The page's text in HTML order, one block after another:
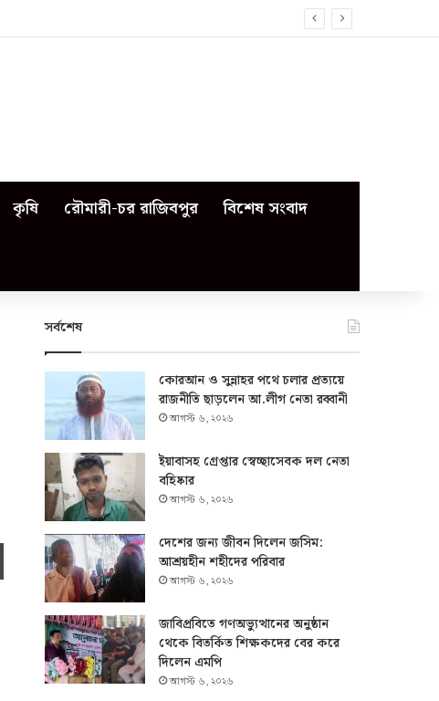
কৃষি রৌমারী-চর রাজিবপুর বিশেষ সংবাদ
Print
সর্বশেষ
কোরআন ও সুন্নাহর পথে চলার প্রত্যয়ে
রাজনীতি ছাড়লেন আ.লীগ নেতা রব্বানী
আগস্ট ৬, ২০২৬
ইয়াবাসহ গ্রেপ্তার স্বেচ্ছাসেবক দল নেতা
বহিষ্কার
আগস্ট ৬, ২০২৬
দেশের জন্য জীবন দিলেন জসিম:
আশ্রয়হীন শহীদের পরিবার
আগস্ট ৬, ২০২৬
জাবিপ্রবিতে গণঅভ্যুত্থানের অনুষ্ঠান
থেকে বিতর্কিত শিক্ষকদের বের করে
দিলেন এমপি
আগস্ট ৬, ২০২৬